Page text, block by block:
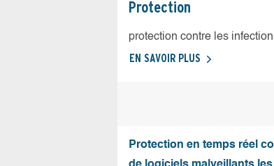
Protection
protection contre les
EN SAVOIR PLUS
Protection en temps réel